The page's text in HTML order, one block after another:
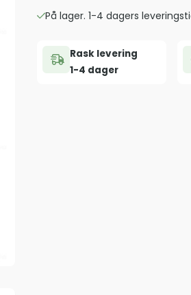
På lager. 1-4 dagers
Rask levering
1-4 dager